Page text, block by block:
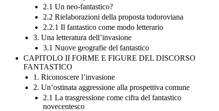
2.1 Un neo-fantastico?
2.2 Rielaborazioni della proposta todoroviana
2.2.1 Il fantastico come modo letterario
3. Una letteratura dell’invasione
3.1 Nuove geografie del fantastico
CAPITOLO II FORME E FIGURE DEL DISCORSO
FANTASTICO
1. Riconoscere l’invasione
2. Un’ostinata aggressione alla prospettiva comune
2.1 La trasgressione come cifra del fantastico
novecentesco